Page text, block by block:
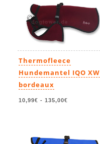
Thermofleece
Hundemantel IQO XW
bordeaux
10,99€ - 135,00€